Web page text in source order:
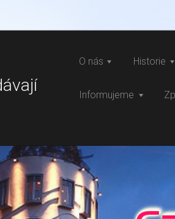
O nás Historie
Informujeme